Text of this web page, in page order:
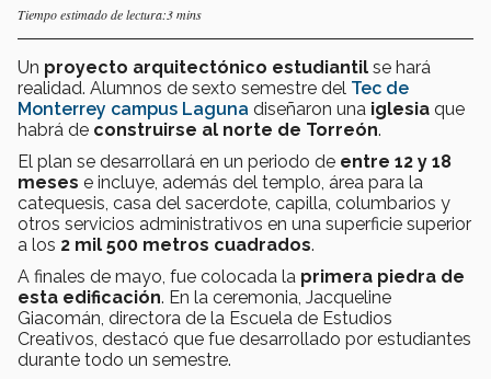
Tiempo estimado de lectura:3 mins
Un proyecto arquitectónico estudiantil se hará
realidad. Alumnos de sexto semestre del Tec de
Monterrey campus Laguna diseñaron una iglesia que
habrá de construirse al norte de Torreón.
El plan se desarrollará en un periodo de entre 12 y 18
meses e incluye, además del templo, área para la
catequesis, casa del sacerdote, capilla, columbarios y
otros servicios administrativos en una superficie superior
a los 2 mil 500 metros cuadrados.
A finales de mayo, fue colocada la primera piedra de
esta edificación. En la ceremonia, Jacqueline
Giacomán, directora de la Escuela de Estudios
Creativos, destacó que fue desarrollado por estudiantes
durante todo un semestre.